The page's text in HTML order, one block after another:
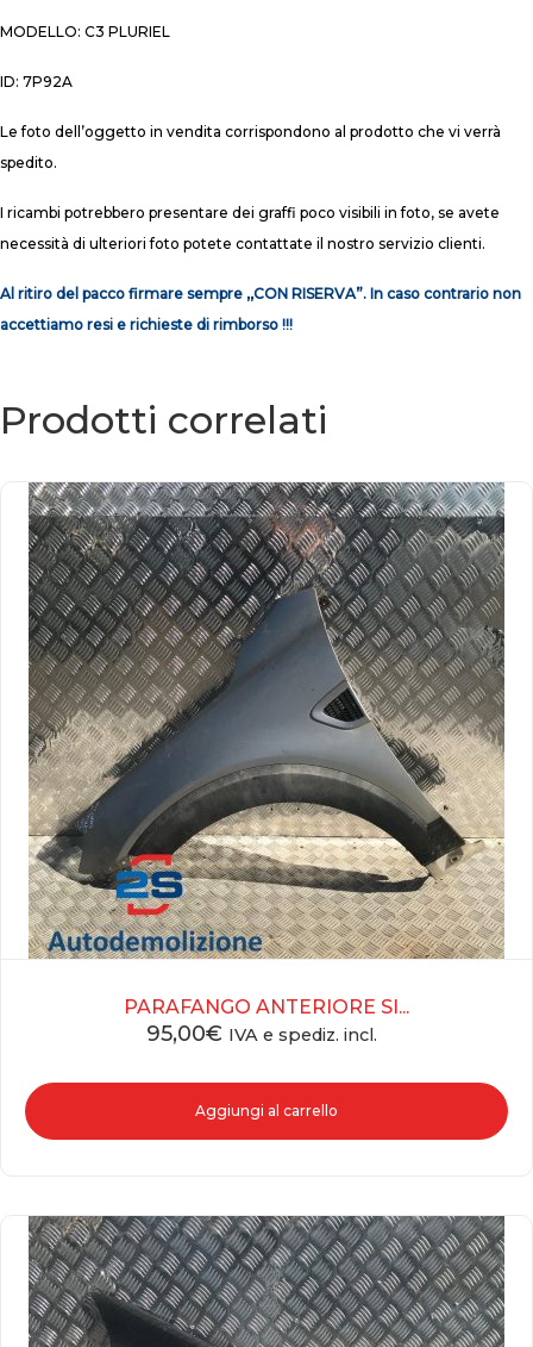
MODELLO: C3 PLURIEL
ID: 7P92A
Le foto dell’oggetto in vendita corrispondono al prodotto che vi verrà
spedito.
I ricambi potrebbero presentare dei graffi poco visibili in foto, se avete
necessità di ulteriori foto potete contattate il nostro servizio clienti.
Al ritiro del pacco firmare sempre ,,CON RISERVA”. In caso contrario non
accettiamo resi e richieste di rimborso !!!
Prodotti correlati
PARAFANGO ANTERIORE SI...
95,00€ IVA e spediz. incl.
Aggiungi al carrello